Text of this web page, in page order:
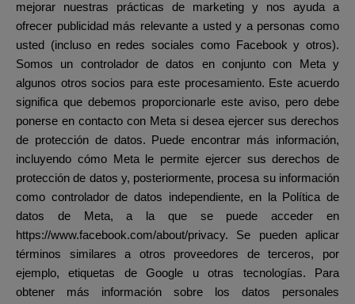
mejorar nuestras prácticas de marketing y nos ayuda a
ofrecer publicidad más relevante a usted y a personas como
usted (incluso en redes sociales como Facebook y otros).
Somos un controlador de datos en conjunto con Meta y
algunos otros socios para este procesamiento. Este acuerdo
significa que debemos proporcionarle este aviso, pero debe
ponerse en contacto con Meta si desea ejercer sus derechos
de protección de datos. Puede encontrar más información,
incluyendo cómo Meta le permite ejercer sus derechos de
protección de datos y, posteriormente, procesa su información
como controlador de datos independiente, en la Política de
datos de Meta, a la que se puede acceder en
https://www.facebook.com/about/privacy. Se pueden aplicar
términos similares a otros proveedores de terceros, por
ejemplo, etiquetas de Google u otras tecnologías. Para
obtener más información sobre los datos personales